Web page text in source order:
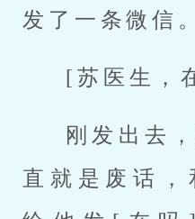
发了一条微信。
[苏医生，
刚发出去
直就是废话，